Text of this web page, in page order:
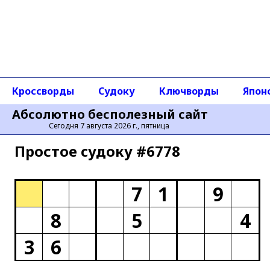
Абсолютно бесполезный сайт
Сегодня 7 августа 2026 г., пятница
Кроссворды Судоку Ключворды
Простое cудоку #6778
7 1
9
8
5
4
3
6